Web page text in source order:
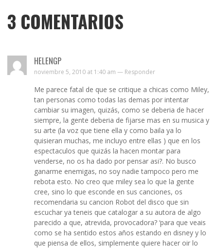
3 COMENTARIOS
HELENGP
noviembre 5, 2010 at 1:40 am — Responder
Me parece fatal de que se critique a chicas como Miley,
tan personas como todas las demas por intentar
cambiar su imagen, quizás, como se deberia de hacer
siempre, la gente deberia de fijarse mas en su musica y
su arte (la voz que tiene ella y como baila ya lo
quisieran muchas, me incluyo entre ellas ) que en los
espectaculos que quizás la hacen montar para
venderse, no os ha dado por pensar asi?. No busco
ganarme enemigas, no soy nadie tampoco pero me
rebota esto. No creo que miley sea lo que la gente
cree, sino lo que esconde en sus canciones, os
recomendaria su cancion Robot del disco que sin
escuchar ya teneis que catalogar a su autora de algo
parecido a que, atrevida, provocadora? ‘para que veais
como se ha sentido estos años estando en disney y lo
que piensa de ellos, simplemente quiere hacer oir lo